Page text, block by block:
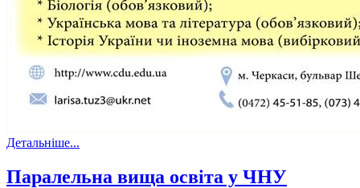
Детальніше...
Паралельна вища освіта у ЧНУ